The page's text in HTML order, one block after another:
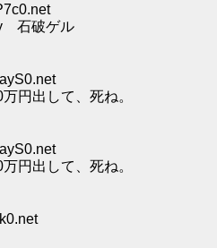
石破ゲル
円出して、死ね。
円出して、死ね。